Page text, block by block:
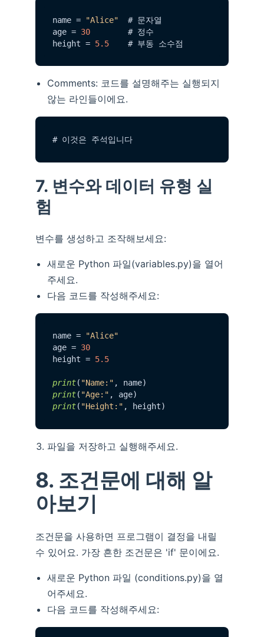
name = "Alice"
  # 문자열
age = 30
        # 정수
height = 5.5
Comments: 코드를 설명해주는 실행되지
않는 라인들이에요.
# 이것은 주석입니다
7. 변수와 데이터 유형 실
험
변수를 생성하고 조작해보세요:
새로운 Python 파일(variables.py)을 열어
주세요.
다음 코드를 작성해주세요:
name =
"Alice"
age = 30
height = 5.5
print( "Name:"
print( "Age:"
print( "Height:"
파일을 저장하고 실행해주세요.
8. 조건문에 대해 알
아보기
조건문을 사용하면 프로그램이 결정을 내릴
수 있어요. 가장 흔한 조건문은 'if' 문이에요.
새로운 Python 파일 (conditions.py)을 열
어주세요.
다음 코드를 작성해주세요: